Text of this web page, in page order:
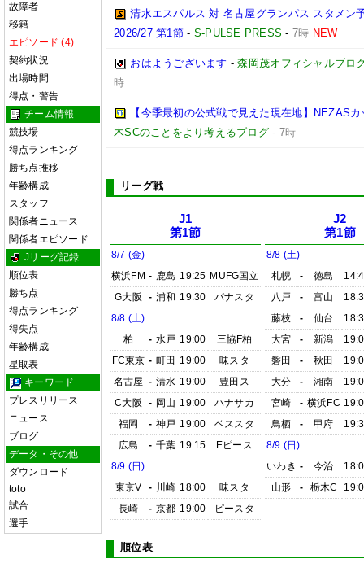
故障者
移籍
エピソード (4)
契約状況
出場時間
得点・警告
チーム情報
競技場
得点ランキング
勝ち点推移
年齢構成
スタッフ
関係者ニュース
関係者エピソード
Jリーグ記録
順位表
勝ち点
得点ランキング
得失点
年齢構成
星取表
キーワード
プレスリリース
ニュース
ブログ
データ・その他
ダウンロード
toto
試合
選手
清水エスパルス 対 名古屋グランパス スタメン
2026/27 第1節 - S-PULSE PRESS -7時 NEW
おはようございます -森岡茂オフィシャルブロ
時
【今季最初の公式戦で見えた現在地】NEZAS
木SCのことをより考えるブログ - 7時
リーグ戦
J1
第1節
8/7 (金)
横浜FM - 鹿島 19:25 MUFG国立
G大阪
- 浦和 19:30
パナスタ
8/8 (土)
柏
- 水戸 19:00
三協F柏
FC東京 - 町田 19:00
味スタ
名古屋 - 清水 19:00
豊田ス
C大阪
- 岡山 19:00
ハナサカ
福岡
- 神戸 19:00
ベススタ
広島
- 千葉 19:15
Eピース
8/9 (日)
東京V
- 川崎 18:00
味スタ
長崎
- 京都 19:00 ピースタ
J2
第1節
8/8 (土)
札幌
- 徳島
八戸
- 富山
藤枝
- 仙台
大宮
- 新潟
磐田
- 秋田
大分
- 湘南
宮崎
- 横浜FC
鳥栖
- 甲府
8/9 (日)
いわき - 今治
山形
- 栃木C
順位表